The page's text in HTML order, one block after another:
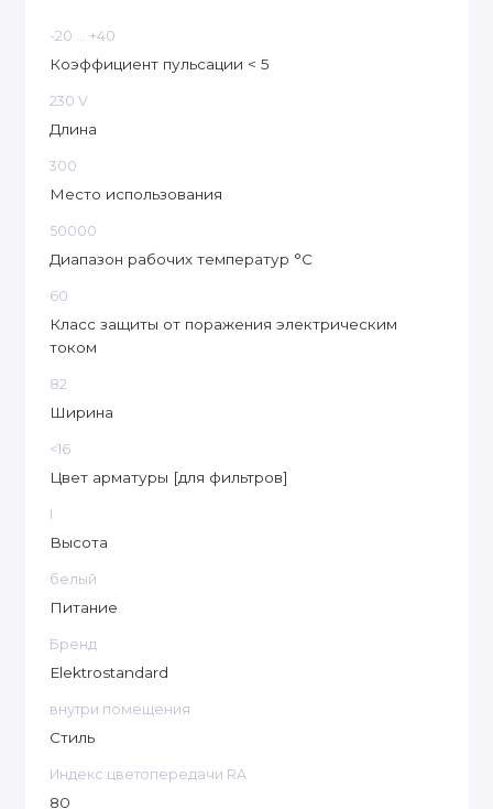
-20 ... +40
Коэффициент пульсации < 5
230 V
Длина
300
Место использования
50000
Диапазон рабочих температур °C
60
Класс защиты от поражения электрическим
током
82
Ширина
<16
Цвет арматуры [для фильтров]
I
Высота
белый
Питание
Бренд
Elektrostandard
внутри помещения
Стиль
Индекс цветопередачи RA
80